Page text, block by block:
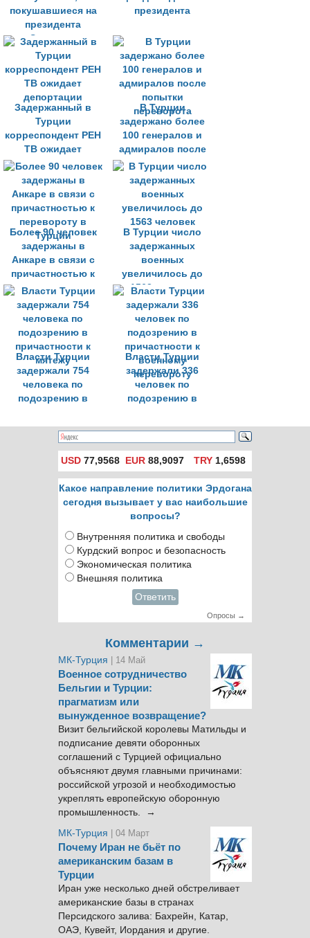
покушавшиеся на
президента
Эрдогана
президента
Задержанный в
Турции
корреспондент РЕН
ТВ ожидает
депортации
В Турции
задержано более
100 генералов и
адмиралов после
попытки
переворота
Более 90 человек
задержаны в
Анкаре в связи с
причастностью к
перевороту в
Турции
В Турции число
задержанных
военных
увеличилось до
1563 человек
Власти Турции
задержали 754
человека по
подозрению в
мятежу
Власти Турции
задержали 336
человек по
подозрению в
военному
перевороту
USD 77,9568 EUR 88,9097 TRY1,6598
Какое направление политики Эрдогана
сегодня вызывает у вас наибольшие
вопросы?
Внутренняя политика и свободы
Курдский вопрос и безопасность
Экономическая политика
Внешняя политика
Ответить
Опросы →
Комментарии →
МК-Турция | 14 Май
Военное сотрудничество
Бельгии и Турции:
прагматизм или
вынужденное возвращение?
Визит бельгийской королевы Матильды и
подписание девяти оборонных
соглашений с Турцией официально
объясняют двумя главными причинами:
российской угрозой и необходимостью
укреплять европейскую оборонную
промышленность. →
МК-Турция
| 04 Март
Почему Иран не бьёт по
американским базам в
Турции
Иран уже несколько дней обстреливает
американские базы в странах
Персидского залива: Бахрейн, Катар,
ОАЭ, Кувейт, Иордания и другие.